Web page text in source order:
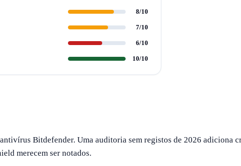
8/10
7/10
6/10
10/10
Bitdefender. Uma auditoria sem registos de 2026 adiciona
merecem ser notados.